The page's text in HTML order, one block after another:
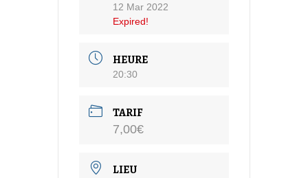
12 Mar 2022
Expired!
HEURE
20:30
TARIF
7,00€
LIEU